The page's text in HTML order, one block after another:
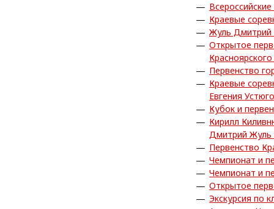
Краевые
Жуль Дмитрий
Открытое
Первенство
Краевые
Евгения
Кубок и
Кирилл
Дмитрий Жуль
Первенство
Чемпионат и
Чемпионат и
Открытое
Экскурсия по